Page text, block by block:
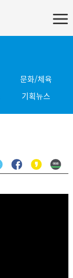
문화/체육
기획뉴스